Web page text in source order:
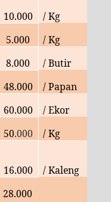
10.000
/ Kg
5.000
/ Kg
8.000
/ Butir
48.000
/ Papan
60.000
/ Ekor
50.000
/ Kg
16.000
/ Kaleng
28.000